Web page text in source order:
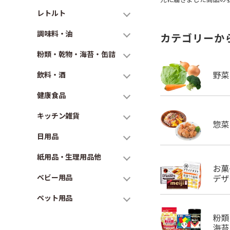
レトルト
調味料・油
粉類・乾物・海苔・缶詰
飲料・酒
健康食品
キッチン雑貨
日用品
紙用品・生理用品他
ベビー用品
ペット用品
カテゴリーか